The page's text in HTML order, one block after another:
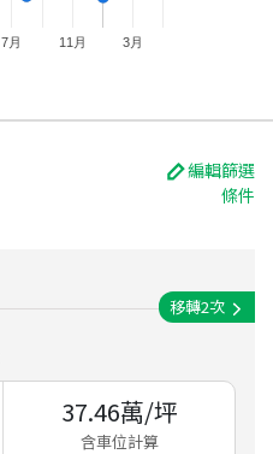
7月 11月 3月
編輯篩選
條件
移轉2次
37.46萬/坪
含車位計算